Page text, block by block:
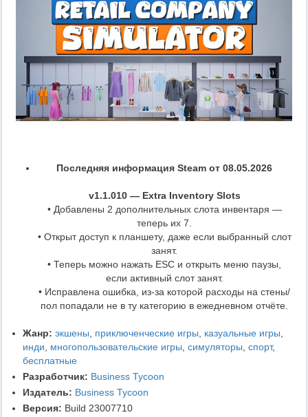
Последняя информация Steam от 08.05.2026
v1.1.010 — Extra Inventory Slots
• Добавлены 2 дополнительных слота инвентаря —
теперь их 7.
• Открыт доступ к планшету, даже если выбранный слот
занят.
• Теперь можно нажать ESC и открыть меню паузы,
если активный слот занят.
• Исправлена ошибка, из-за которой расходы на стены/
пол попадали не в ту категорию в ежедневном отчёте.
Жанр: экшены приключенческие игры казуальные игры
инди
многопользовательские игры симуляторы спорт,
бесплатные
Разработчик: Business Tycoon
Издатель: Business Tycoon
Версия: Build 23007710